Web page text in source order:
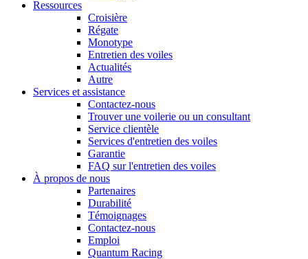
Ressources
Croisière
Régate
Monotype
Entretien des voiles
Actualités
Autre
Services et assistance
Contactez-nous
Trouver une voilerie ou un consultant
Service clientèle
Services d'entretien des voiles
Garantie
FAQ sur l'entretien des voiles
À propos de nous
Partenaires
Durabilité
Témoignages
Contactez-nous
Emploi
Quantum Racing